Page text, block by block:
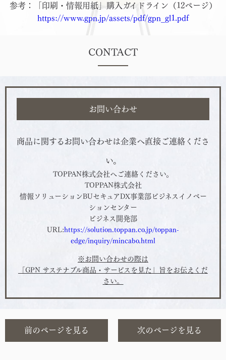
参考：「印刷・情報用紙」購入ガイドライン（12ページ）
https://www.gpn.jp/assets/pdf/gpn_gl1.pdf
CONTACT
お問い合わせ
商品に関するお問い合わせは企業へ直接ご連絡くださ
い。
TOPPAN株式会社へ ご連絡ください。
TOPPAN株式会社
情報ソリューションBUセキュアDX事業部ビジネスイノベー
ションセンター
ビジネス開発部
URL:https://solution.toppan.co.jp/toppan-
edge/inquiry/mincabo.html
※お問い合わせの際は
「GPN サステナブル商品・サービスを見た」旨をお伝えくだ
さい。
前のページを見る 次のページを見る